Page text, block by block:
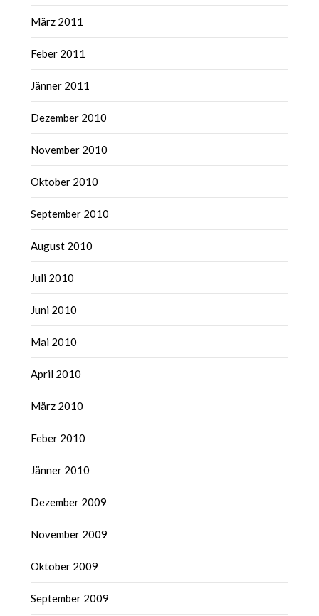
März 2011
Feber 2011
Jänner 2011
Dezember 2010
November 2010
Oktober 2010
September 2010
August 2010
Juli 2010
Juni 2010
Mai 2010
April 2010
März 2010
Feber 2010
Jänner 2010
Dezember 2009
November 2009
Oktober 2009
September 2009